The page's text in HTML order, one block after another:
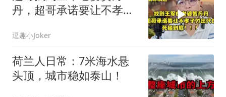
丹，超哥承诺要让不孝子
逗趣小Joker
荷兰人日常：7米海水悬
头顶，城市稳如泰山！